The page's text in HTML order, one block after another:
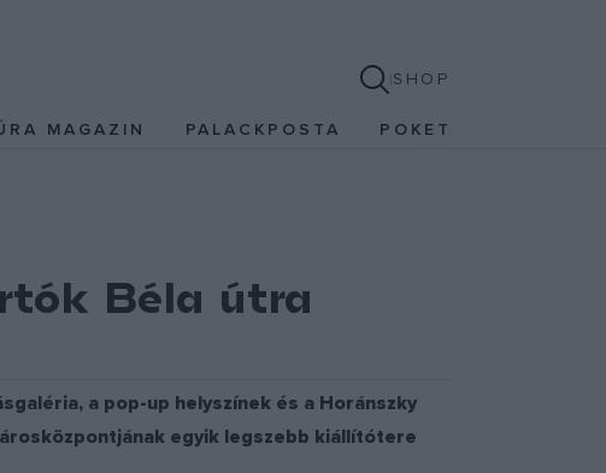
SHOP
MAGAZIN PALACKPOSTA POKET
Béla útra
a pop-up helyszínek és a Horánszky
egyik legszebb kiállítótere